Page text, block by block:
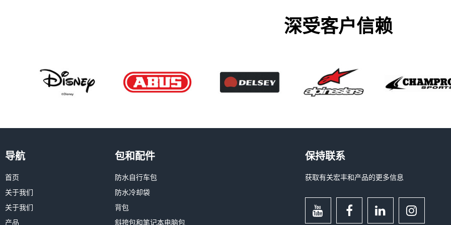
深受客户信赖
导航
首页
关于我们
关于我们
产品
包和配件
防水自行车包
防水冷却袋
背包
斜挎包和笔记本电脑包
保持联系
获取有关宏丰和产品的更多信息